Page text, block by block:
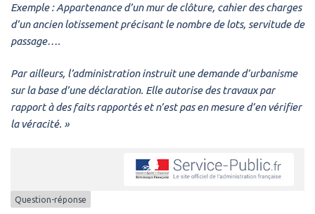
Exemple : Appartenance d’un mur de clôture, cahier des charges
d’un ancien lotissement précisant le nombre de lots, servitude de
passage….
Par ailleurs, l’administration instruit une demande d’urbanisme
sur la base d’une déclaration. Elle autorise des travaux par
rapport à des faits rapportés et n’est pas en mesure d’en vérifier
la véracité. »
Question-réponse